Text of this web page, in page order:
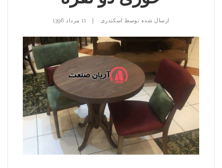
ارسال شده توسط اسکندری 11 مرداد 1398